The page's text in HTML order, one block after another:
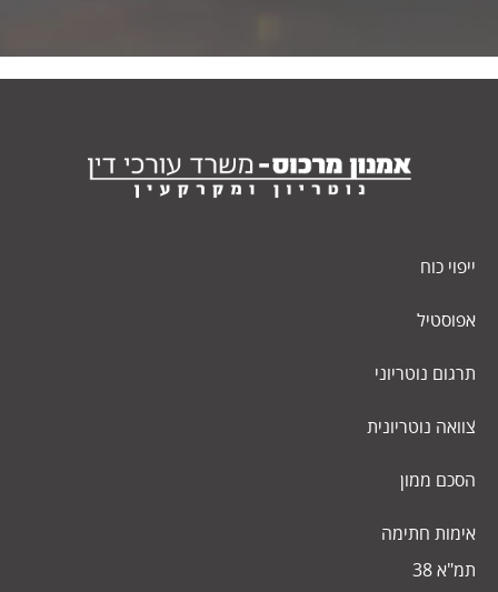
ייפוי כוח
אפוסטיל
תרגום נוטריוני
צוואה נוטריונית
הסכם ממון
אימות חתימה
תמ"א 38